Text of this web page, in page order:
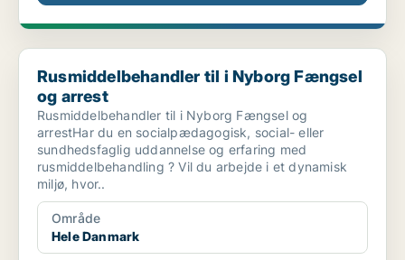
Rusmiddelbehandler til i Nyborg Fængsel og arrest
Rusmiddelbehandler til i Nyborg Fængsel
og arrest
Rusmiddelbehandler til i Nyborg Fængsel og
arrestHar du en socialpædagogisk, social- eller
sundhedsfaglig uddannelse og erfaring med
rusmiddelbehandling ? Vil du arbejde i et dynamisk
miljø, hvor..
Område
Hele Danmark